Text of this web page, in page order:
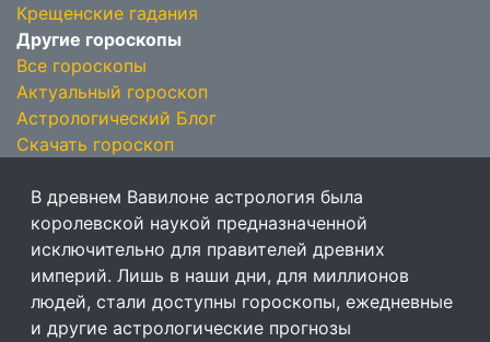
Крещенские гадания
Другие гороскопы
Все гороскопы
Актуальный гороскоп
Астрологический Блог
Скачать гороскоп
В древнем Вавилоне астрология была
королевской наукой предназначенной
исключительно для правителей древних
империй. Лишь в наши дни, для миллионов
людей, стали доступны гороскопы, ежедневные
и другие астрологические прогнозы